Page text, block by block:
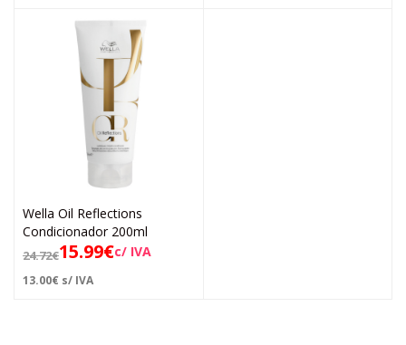
Wella Oil Reflections
Condicionador 200ml
24.72€15.99€c/ IVA
13.00€ s/ IVA